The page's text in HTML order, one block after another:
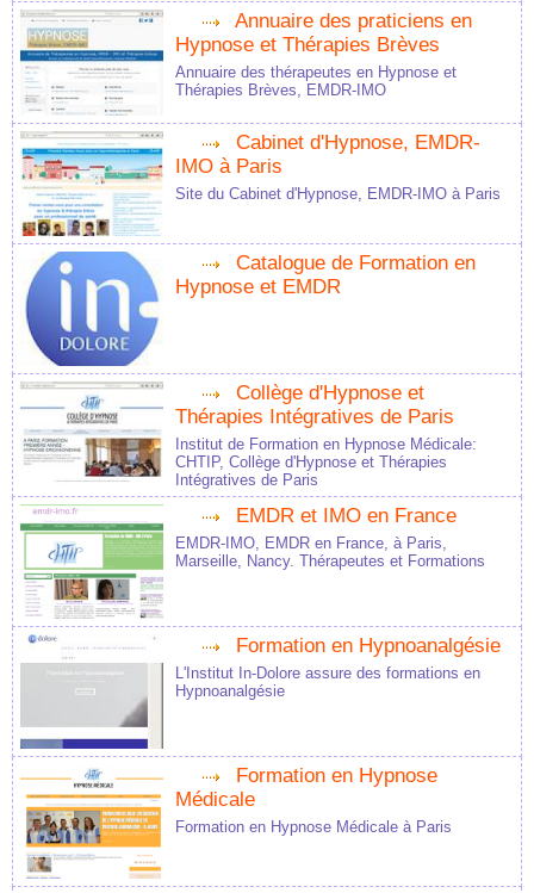
Annuaire des praticiens en
Hypnose et Thérapies Brèves
Annuaire des thérapeutes en Hypnose et
Thérapies Brèves, EMDR-IMO
Cabinet d'Hypnose, EMDR-
IMO à Paris
Site du Cabinet d'Hypnose, EMDR-IMO à Paris
Catalogue de Formation en
Hypnose et EMDR
Collège d'Hypnose et
Thérapies Intégratives de Paris
Institut de Formation en Hypnose Médicale:
CHTIP, Collège d'Hypnose et Thérapies
Intégratives de Paris
EMDR et IMO en France
EMDR-IMO, EMDR en France, à Paris,
Marseille, Nancy. Thérapeutes et Formations
Formation en Hypnoanalgésie
L'Institut In-Dolore assure des formations en
Hypnoanalgésie
Formation en Hypnose
Médicale
Formation en Hypnose Médicale à Paris